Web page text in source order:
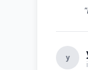
y